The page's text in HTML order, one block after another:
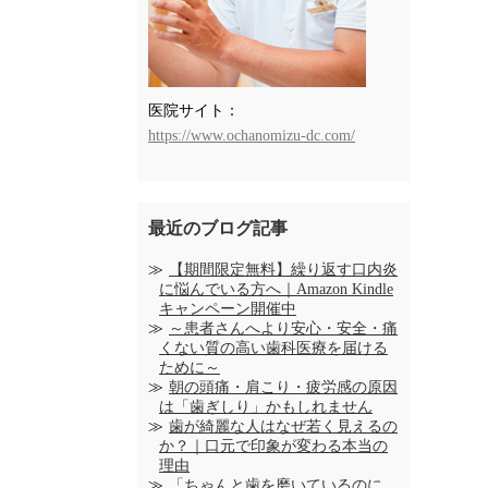
医院サイト：
https://www.ochanomizu-dc.com/
最近のブログ記事
【期間限定無料】繰り返す口内炎
に悩んでいる方へ｜Amazon Kindle
キャンペーン開催中
～患者さんへより安心・安全・痛
くない質の高い歯科医療を届ける
ために～
朝の頭痛・肩こり・疲労感の原因
は「歯ぎしり」かもしれません
歯が綺麗な人はなぜ若く見えるの
か？｜口元で印象が変わる本当の
理由